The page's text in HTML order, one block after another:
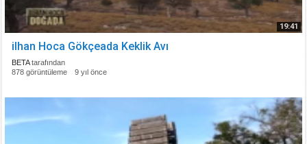
19:41
ilhan Hoca Gökçeada Keklik Avı
BETAtarafından
878 görüntüleme
9 yıl önce